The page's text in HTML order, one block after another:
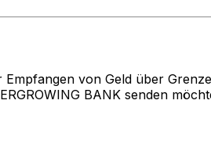
von Geld über
BANK senden